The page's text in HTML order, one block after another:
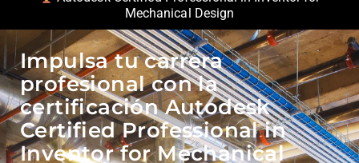
Mechanical Design
Impulsa tu carrera
profesional con la
certificación Autodesk
Certified Professional in
Inventor for Mechanical